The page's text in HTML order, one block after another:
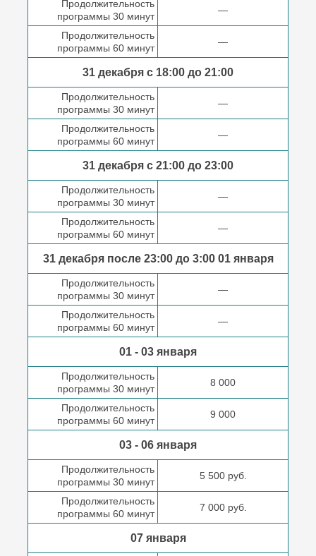
Продолжительность
программы 30 минут
—
Продолжительность
программы 60 минут
—
31 декабря с 18:00 до 21:00
Продолжительность
программы 30 минут
—
Продолжительность
программы 60 минут
—
31 декабря с 21:00 до 23:00
Продолжительность
программы 30 минут
—
Продолжительность
программы 60 минут
—
31 декабря после23:00 до 3:0001 января
Продолжительность
программы 30 минут
—
Продолжительность
программы 60 минут
—
01 - 03 января
Продолжительность
программы 30 минут
8 000
Продолжительность
программы 60 минут
9 000
03 - 06 января
Продолжительность
программы 30 минут
5 500 руб.
Продолжительность
программы 60 минут
7 000 руб.
07 января